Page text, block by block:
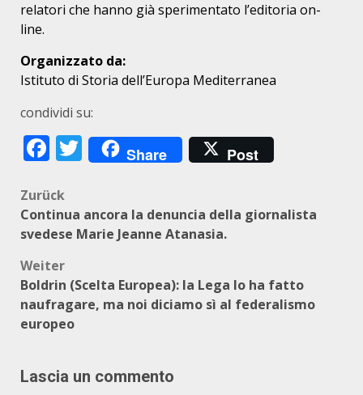
relatori che hanno già sperimentato l’editoria on-
line.
Organizzato da:
Istituto di Storia dell’Europa Mediterranea
condividi su:
Facebook
Twitter
Share Post
Beitragsnavigation
Zurück
Continua ancora la denuncia della giornalista
svedese Marie Jeanne Atanasia.
Weiter
Boldrin (Scelta Europea): la Lega lo ha fatto
naufragare, ma noi diciamo sì al federalismo
europeo
Lascia un commento